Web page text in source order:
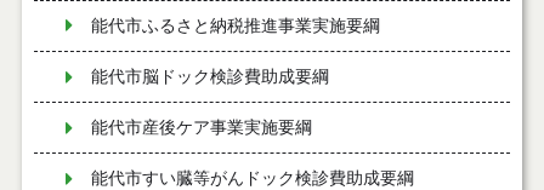
能代市ふるさと納税推進事業実施要綱
能代市脳ドック検診費助成要綱
能代市産後ケア事業実施要綱
能代市すい臓等がんドック検診費助成要綱